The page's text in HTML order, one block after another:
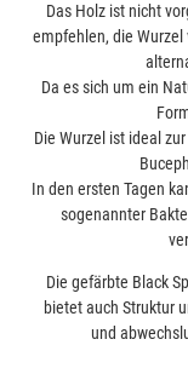
Das Holz ist nicht
empfehlen, die Wurzel
Da es sich um ein
Die Wurzel ist ideal
In den ersten Tagen
sogenannter
Die gefärbte Black
bietet auch Struktur
und